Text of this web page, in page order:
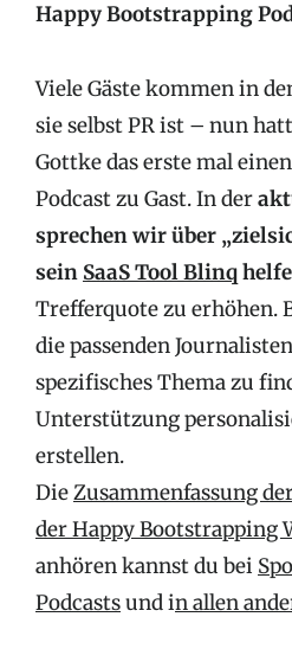
Happy Bootstrapping
Viele Gäste kommen in
sie selbst PR ist – nun
Gottke das erste mal
Podcast zu Gast. In der
sprechen wir über
sein SaaS Tool Blinq
Trefferquote zu erhöhen.
die passenden
spezifisches Thema zu
Unterstützung
erstellen.
DieZusammenfassung
der Happy Bootstrapping
anhören kannst du bei
Podcastsund in allen